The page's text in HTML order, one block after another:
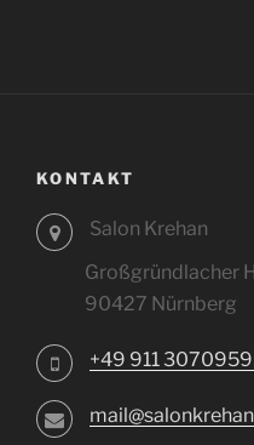
KONTAKT
Salon Krehan
Großgründlacher
90427 Nürnberg
+49 911